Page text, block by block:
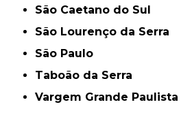
São Caetano do Sul
São Lourenço da Serra
São Paulo
Taboão da Serra
Vargem Grande Paulista